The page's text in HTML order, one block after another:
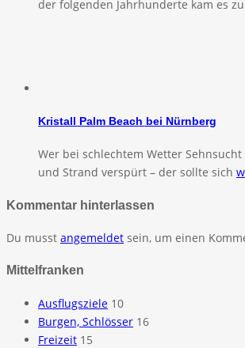
der folgenden Jahrhunderte kam es zu
Kristall Palm Beach bei Nürnberg
Wer bei schlechtem Wetter
und Strand verspürt – der sollte sich
Kommentar hinterlassen
Du musst angemeldet sein, um einen
Mittelfranken
Ausflugsziele 10
Burgen, Schlösser 16
Freizeit 15